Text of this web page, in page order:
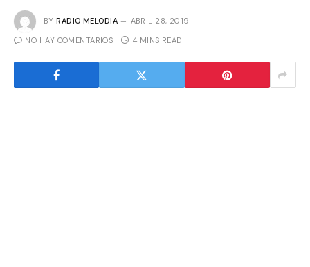
BY RADIO MELODIA ABRIL 28, 2019
NO HAY COMENTARIOS 4 MINS READ